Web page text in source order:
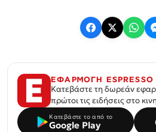
ΕΦΑΡΜΟΓΗ ESPRESSO
Κατεβάστε τη δωρεάν
πρώτοι τις ειδήσεις στο
Κατεβάστε το από το
Google Play